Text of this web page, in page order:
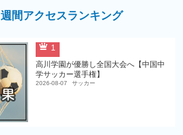
週間アクセスランキング
1
高川学園が優勝し全国大会へ【中国中
学サッカー選手権】
2026-08-07 サッカー